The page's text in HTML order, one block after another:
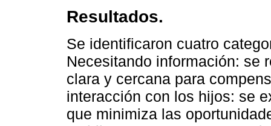
Resultados.
Se identificaron cuatro
Necesitando información: se
clara y cercana para
interacción con los hijos: se
que minimiza las